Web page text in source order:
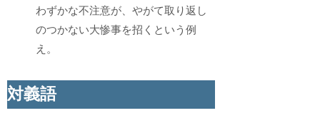
わずかな不注意が、やがて取り返し
のつかない大惨事を招くという例
え。
対義語